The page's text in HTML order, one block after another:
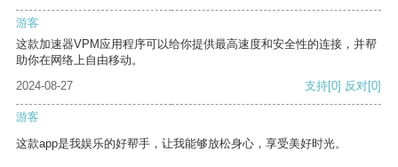
游客
这款加速器VPM应用程序可以给你提供最高速度和安全性的连接，并帮
助你在网络上自由移动。
2024-08-27
支持[0] 反对[0]
游客
这款app是我娱乐的好帮手，让我能够放松身心，享受美好时光。